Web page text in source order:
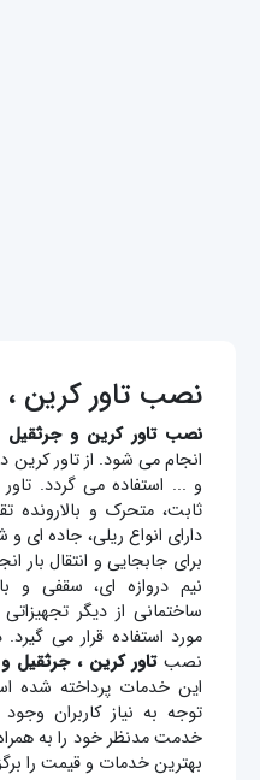
نصب تاور کرین ،
نصب تاور کرین و جرثقیل
انجام می شود. از تاور
و ... استفاده می گردد.
ثابت، متحرک و بالارونده
دارای انواع ریلی، جاده ای
برای جابجایی و انتقال بار
نیم دروازه ای، سقفی و
ساختمانی از دیگر
مورد استفاده قرار می
نصبتاور کرین ، جرثقیل و
این خدمات پرداخته شده
توجه به نیاز کاربران
خدمت مدنظر خود را به
بهترین خدمات و قیمت را